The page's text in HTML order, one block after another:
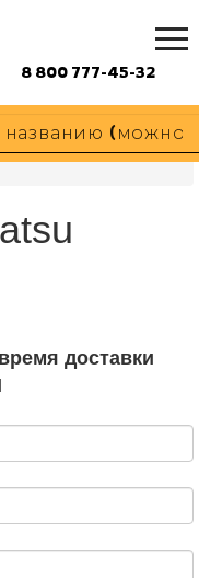
8 800 777-45-32
доставки